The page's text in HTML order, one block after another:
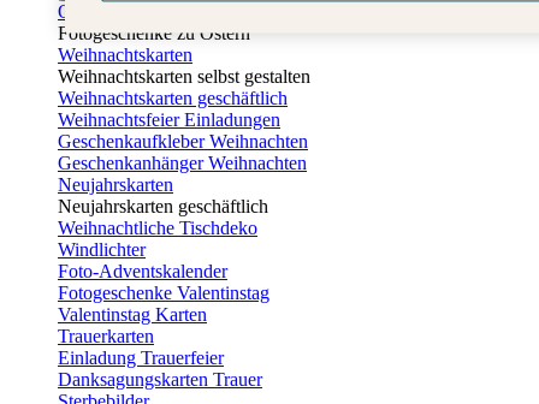
Osterkarten
Fotogeschenke zu Ostern
Weihnachtskarten
Weihnachtskarten selbst gestalten
Weihnachtskarten geschäftlich
Weihnachtsfeier Einladungen
Geschenkaufkleber Weihnachten
Geschenkanhänger Weihnachten
Neujahrskarten
Neujahrskarten geschäftlich
Weihnachtliche Tischdeko
Windlichter
Foto-Adventskalender
Fotogeschenke Valentinstag
Valentinstag Karten
Trauerkarten
Einladung Trauerfeier
Danksagungskarten Trauer